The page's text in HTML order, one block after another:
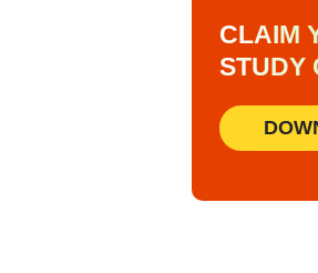
CLAIM
STUDY